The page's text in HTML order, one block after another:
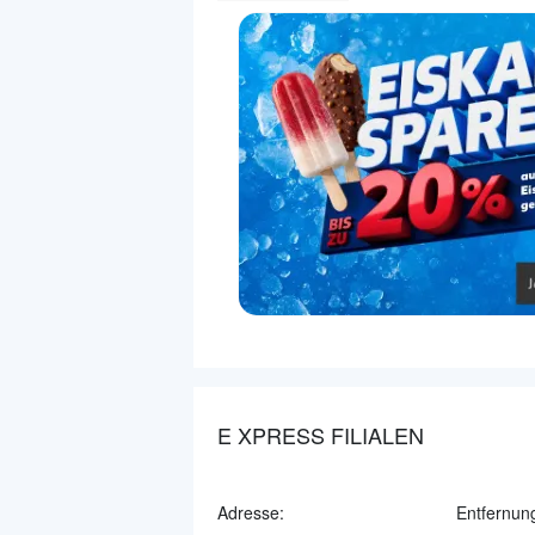
E XPRESS FILIALEN
Adresse: